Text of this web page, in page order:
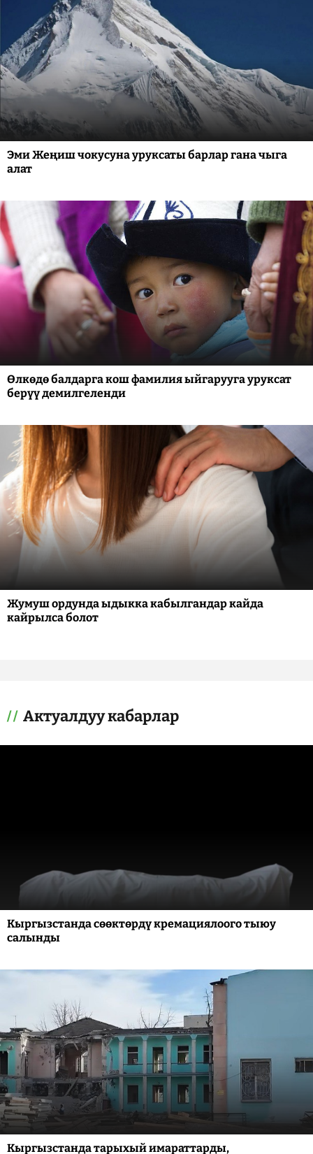
Эми Жеңиш чокусуна уруксаты барлар гана чыга
алат
Өлкөдө балдарга кош фамилия ыйгарууга уруксат
берүү демилгеленди
Жумуш ордунда ыдыкка кабылгандар кайда
кайрылса болот
Актуалдуу кабарлар
Кыргызстанда сөөктөрдү кремациялоого тыюу
салынды
Кыргызстанда тарыхый имараттарды,